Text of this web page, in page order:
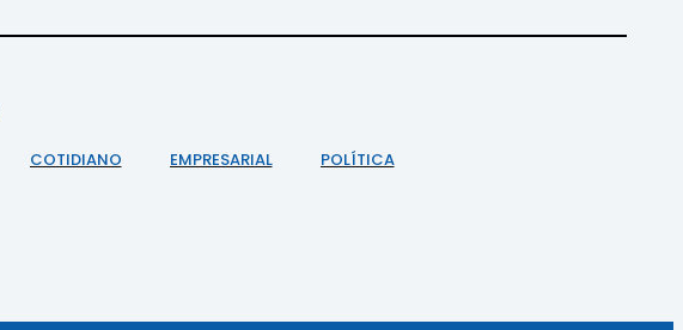
COTIDIANO EMPRESARIAL POLÍTICA